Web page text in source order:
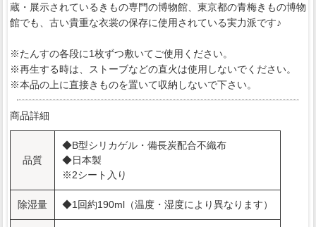
蔵・展示されているきもの専門の博物館、東京都の青梅きもの博物
館でも、古い貴重な衣裳の保存に使用されている実力派です♪
※たんすの各段に1枚ずつ敷いてご使用ください。
※再生する時は、ストーブなどの直火は使用しないでください。
※本品の上に直接きものを置いて収納しないで下さい。
商品詳細
品質
◆B型シリカゲル・備長炭配合不織布
◆日本製
※2シート入り
除湿量 ◆1回約190ml（温度・湿度により異なります）